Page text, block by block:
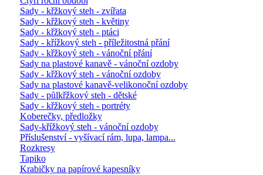
Sady - křžkový steh - zvířata
Sady - křžkový steh - květiny
Sady - křžkový steh - ptáci
Sady - křížkový steh - příležitostná přání
Sady - křžkový steh - vánoční přání
Sady na plastové kanavě - vánoční ozdoby
Sady - křžkový steh - vánoční ozdoby
Sady na plastové kanavě-velikonoční ozdoby
Sady - půlkřžkový steh - dětské
Sady - křžkový steh - portréty
Koberečky, předložky
Sady-křížkový steh - vánoční ozdoby
Příslušenství - vyšívací rám, lupa, lampa...
Rozkresy
Tapiko
Krabičky na papírové kapesníky